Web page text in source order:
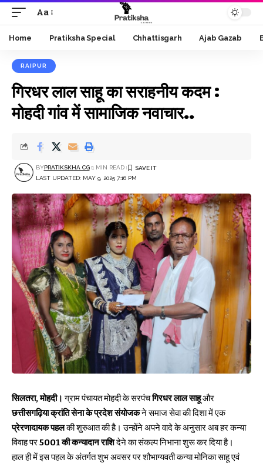
Font
Resizer
Aa
Home Pratiksha Special Chhattisgarh Ajab Gazab
RAIPUR
गिरधर लाल साहू का सराहनीय कदम :
मोहदी गांव में सामाजिक नवाचार..
LAST UPDATED: MAY 9, 2025 7:16 PM
BYPRATIKSKHA CG 1 MIN READ
सिलतरा, मोहदी। ग्राम पंचायत मोहदी के सरपंचगिरधर लाल साहूऔर
छत्तीसगढ़िया क्रांति सेना के प्रदेश संयोजकने समाज सेवा की दिशा में एक
प्रेरणादायक पहलकी शुरुआत की है। उन्होंने अपने वादे के अनुसार अब हर कन्या
विवाह पर₹5001 की कन्यादान राशिदेने का संकल्प निभाना शुरू कर दिया है।
हाल ही में इस पहल के अंतर्गत शुभ अवसर पर शौभाग्यवती कन्या मोनिका साहू एवं